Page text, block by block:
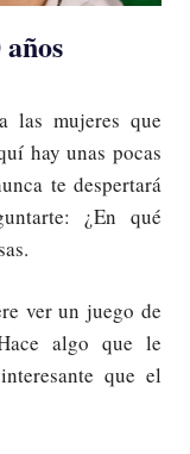
las mujeres que
hay unas pocas
te despertará
¿En qué
ver un juego de
algo que le
que el